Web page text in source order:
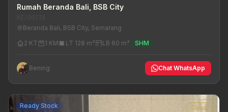
Rumah Beranda Bali, BSB City
Beranda Bali, BSB City, Semarang
2 KT
1 KM LT 128 m² LB 60 m² SHM
Bening Chat WhatsApp
Ready Stock Dijual